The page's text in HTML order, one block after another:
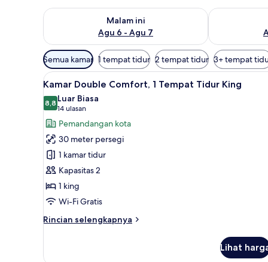
Malam ini
Agu 6 - Agu 7
Periksa ketersediaan untuk malam ini Agu 6 - Agu 7
Periksa
Filter
tersedia
untuk
kamar
Semua kamar 1 tempat tidur 2 tempat tidur 3+ tempat
Lihat
semua
foto
untuk
Kamar
Double
Comfort,
1
Tempat
Tidur
King
Kamar Double Comfort, 1
6
Kamar Double Comfort, 1 Tempat Tidur King
8,88,8 dari 10
Luar Biasa
14 ulasan
(14
ulasan)
Pemandangan kota
30 meter persegi
1 kamar tidur
Kapasitas 2
1 king
Wi-Fi Gratis
Rincian selengkapnya
Rincian
Lihat